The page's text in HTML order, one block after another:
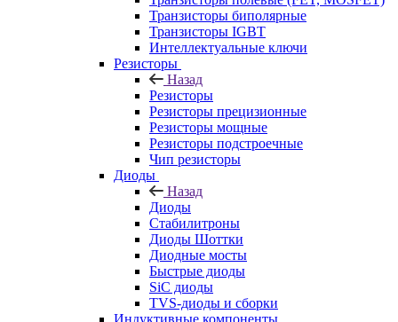
Транзисторы биполярные
Транзисторы IGBT
Интеллектуальные ключи
Резисторы
Назад
Резисторы
Резисторы прецизионные
Резисторы мощные
Резисторы подстроечные
Чип резисторы
Диоды
Назад
Диоды
Стабилитроны
Диоды Шоттки
Диодные мосты
Быстрые диоды
SiC диоды
TVS-диоды и сборки
Индуктивные компоненты